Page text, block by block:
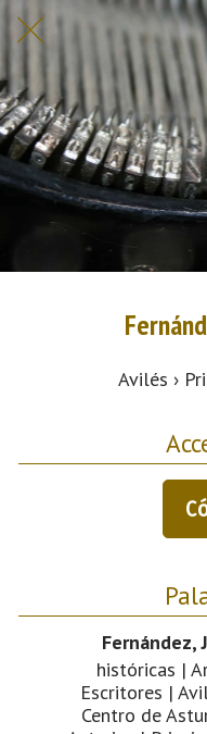
Avilés ›
Fernández,
históricas |
Escritores |
Centro de